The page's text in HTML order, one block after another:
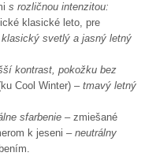
s rozličnou intenzitou:
klasické leto, pre
klasický svetlý a jasný letný
kontrast, pokožku bez
Cool Winter) – tmavý letný
sfarbenie – zmiešané
k jeseni – neutrálny